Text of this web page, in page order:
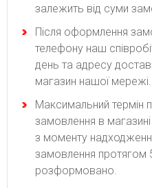
залежить від суми
Після оформлення
телефону наш
день та адресу
магазин нашої мережі.
Максимальний термін
замовлення в
з моменту
замовлення протягом
розформовано.